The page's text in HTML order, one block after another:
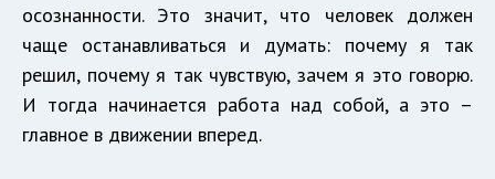
осознанности. Это значит, что человек должен
чаще останавливаться и думать: почему я так
решил, почему я так чувствую, зачем я это говорю.
И тогда начинается работа над собой, а это –
главное в движении вперед.